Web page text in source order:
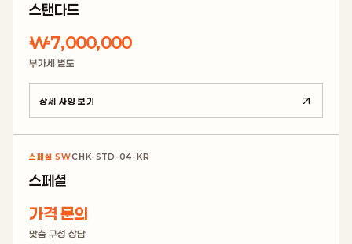
스탠다드
₩7,000,000
부가세 별도
상세 사양 보기
스페셜 SWCHK-STD-04-KR
스페셜
가격 문의
맞춤 구성 상담